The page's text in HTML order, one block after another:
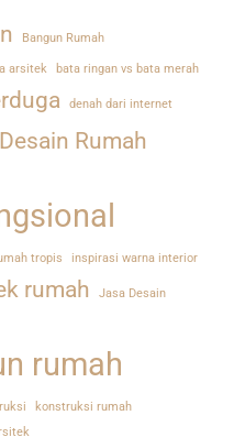
Bangun Rumah
arsitek bata ringan vs bata merah
denah dari internet
Desain Rumah
tropis inspirasi warna interior
rumah Jasa Desain
rumah
konstruksi rumah